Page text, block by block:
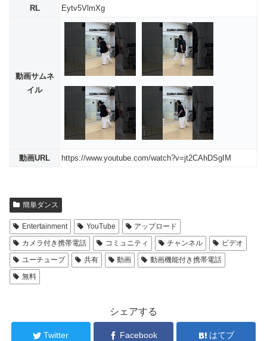
RL
Eytv5VlmXg
動画サムネ
イル
動画URL https://www.youtube.com/watch?v=jt2CAhDSgIM
簡単ダンス
Entertainment YouTube
アップロード
カメラ付き携帯電話
コミュニティ チャンネル
ビデオ
ユーチューブ
共有 動画
動画機能付き携帯電話
無料
シェアする
Twitter Facebook はてブ